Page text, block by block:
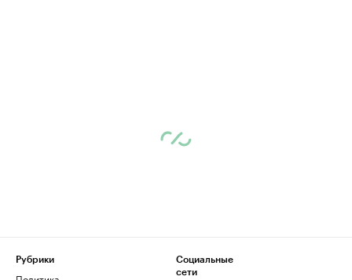
Рубрики
Социальные
сети